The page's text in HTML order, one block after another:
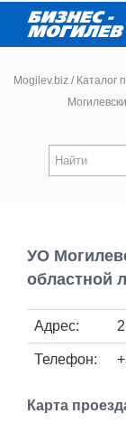
Новости
Работа
Афиша
Объявления
Транспорт
Mogilev.biz / Каталог
УО
областной
Адрес:
Телефон:
Карта